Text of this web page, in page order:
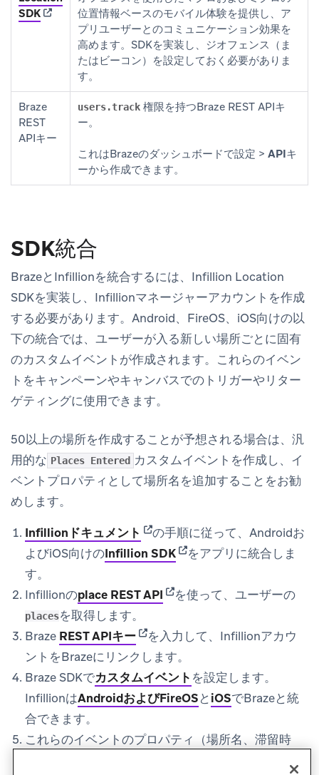
SDK(opens in new tab)
位置情報ベースのモバイル体験を提供し、ア
プリユーザーとのコミュニケーション効果を
高めます。SDKを実装し、ジオフェンス（ま
たはビーコン）を設定しておく必要がありま
す。
Braze
REST
APIキー
users.track 権限を持つBraze REST APIキ
ー。
これはBrazeのダッシュボードで設定 > APIキ
ーから作成できます。
SDK統合
BrazeとInfillionを統合するには、Infillion Location
SDKを実装し、Infillionマネージャーアカウントを作成
する必要があります。Android、FireOS、iOS向けの以
下の統合では、ユーザーが入る新しい場所ごとに固有
のカスタムイベントが作成されます。これらのイベン
トをキャンペーンやキャンバスでのトリガーやリター
ゲティングに使用できます。
50以上の場所を作成することが予想される場合は、汎
用的な Places Entered カスタムイベントを作成し、イ
ベントプロパティとして場所名を追加することをお勧
めします。
Infillionドキュメント (opens in new tab)
の手順に従って、Androidお
よびiOS向けのInfillion SDK(opens in new tab)
をアプリに統合しま
す。
Infillionのplace REST API (opens in new tab)
を使って、ユーザーの
placesを取得します。
Braze REST APIキー(opens in new tab)
を入力して、Infillionアカウ
ントをBrazeにリンクします。
Braze SDKでカスタムイベント を設定します。
InfillionはAndroidおよびFireOSとiOSでBrazeと統
合できます。
これらのイベントのプロパティ（場所名、滞留時